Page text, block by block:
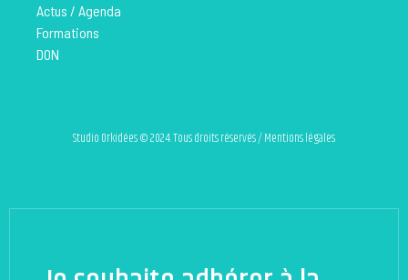
Actus / Agenda
Formations
DON
Studio Orkidées © 2024. Tous droits réservés / Mentions légales